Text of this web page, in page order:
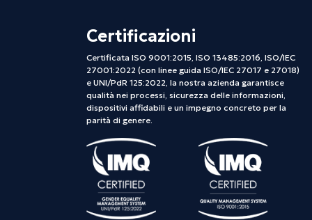
Certificazioni
Certificata ISO 9001:2015, ISO 13485:2016, ISO/IEC
27001:2022 (con linee guida ISO/IEC 27017 e 27018)
e UNI/PdR 125:2022, la nostra azienda garantisce
qualità nei processi, sicurezza delle informazioni,
dispositivi affidabili e un impegno concreto per la
parità di genere.